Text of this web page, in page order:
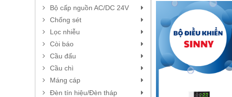
Bộ cấp nguồn AC/DC 24V
Chống sét
Lọc nhiễu
Còi báo
Cầu đấu
Cầu chì
Máng cáp
Đèn tín hiệu/Đèn tháp
Sales4
0961005122
Hỗ trợ kĩ thuật
0439723761
0379360982